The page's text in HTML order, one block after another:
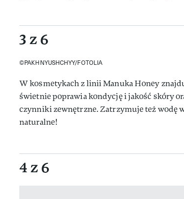
3 z 6
©PAKHNYUSHCHYY/FOTOLIA
W kosmetykach z linii Manuka Honey
świetnie poprawia kondycję i jakość skóry
czynniki zewnętrzne. Zatrzymuje też wodę
naturalne!
4 z 6